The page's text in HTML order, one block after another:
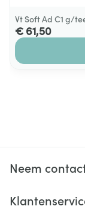
Vt Soft Ad C1 g/
€ 61,50
Neem